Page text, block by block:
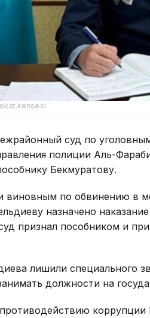
суд по
полиции Аль-
Бекмуратову.
виновным по обвинению в
назначено
признал пособником и
лишили специального
должности на